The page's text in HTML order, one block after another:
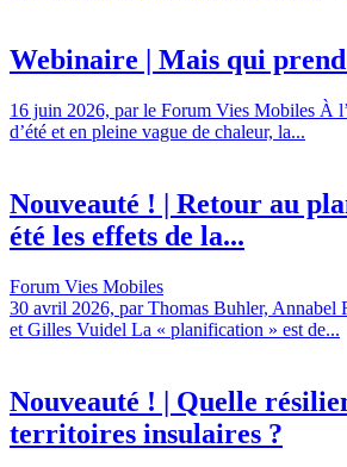
Webinaire | Mais qui
16 juin 2026, par le Forum Vies Mobiles À
d’été et en pleine vague de chaleur, la...
Nouveauté ! | Retour au
été les effets de la...
Forum Vies Mobiles
30 avril 2026, par Thomas Buhler,
et Gilles Vuidel La « planification » est de...
Nouveauté ! | Quelle
territoires insulaires ?